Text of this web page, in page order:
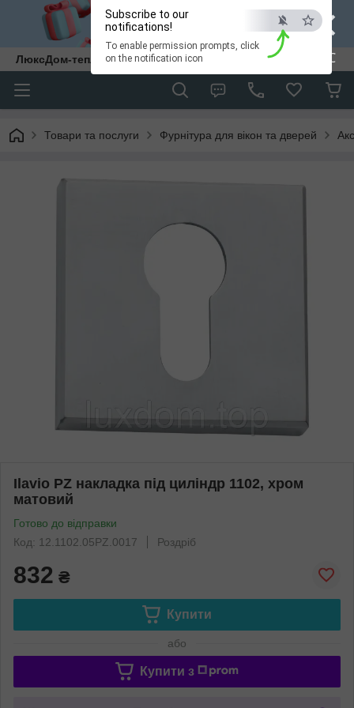
×
ESC
Subscribe to our
notifications!
To enable permission prompts, click
on the notification icon
ЛюксДом-тепло та затишок у кожен дім.
Товари та послуги Фурнітура для вікон та дверей
Ilavio PZ накладка під циліндр 1102, хром
матовий
Готово до відправки
Код: 12.1102.05PZ.0017
Роздріб
832 ₴
Купити
або
Купити з